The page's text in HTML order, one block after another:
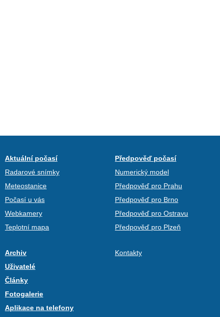
Aktuální počasí
Radarové snímky
Meteostanice
Počasí u vás
Webkamery
Teplotní mapa
Předpověď počasí
Numerický model
Předpověď pro Prahu
Předpověď pro Brno
Předpověď pro Ostravu
Předpověď pro Plzeň
Archiv
Uživatelé
Články
Fotogalerie
Aplikace na telefony
Kontakty